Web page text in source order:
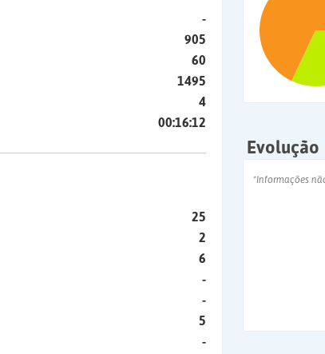
-
905
60
1495
4
00:16:12
25
2
6
-
-
5
-
Evolução
*Informações